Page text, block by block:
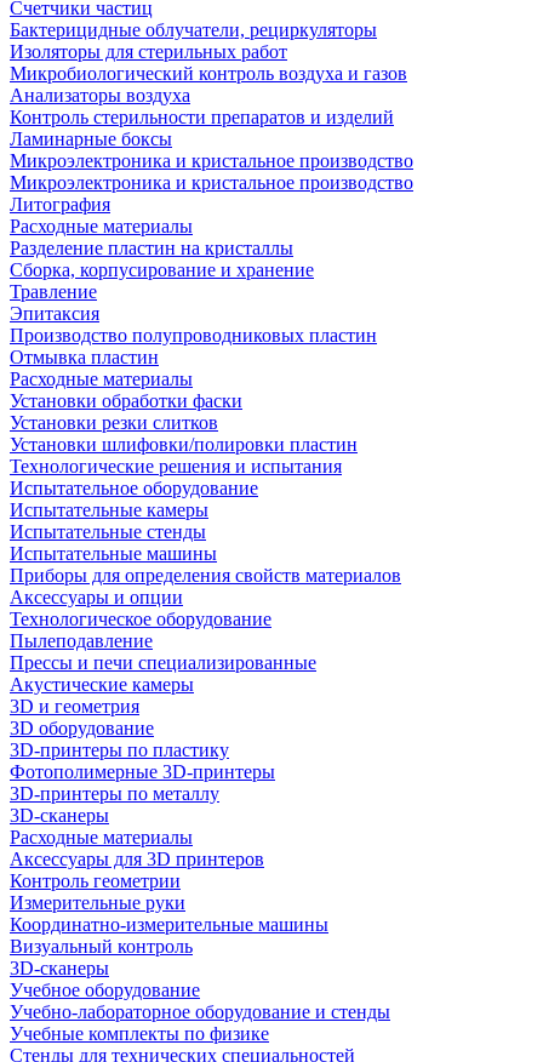
Счетчики частиц
Бактерицидные облучатели, рециркуляторы
Изоляторы для стерильных работ
Микробиологический контроль воздуха и газов
Анализаторы воздуха
Контроль стерильности препаратов и изделий
Ламинарные боксы
Микроэлектроника и кристальное производство
Микроэлектроника и кристальное производство
Литография
Расходные материалы
Разделение пластин на кристаллы
Сборка, корпусирование и хранение
Травление
Эпитаксия
Производство полупроводниковых пластин
Отмывка пластин
Расходные материалы
Установки обработки фаски
Установки резки слитков
Установки шлифовки/полировки пластин
Технологические решения и испытания
Испытательное оборудование
Испытательные камеры
Испытательные стенды
Испытательные машины
Приборы для определения свойств материалов
Аксессуары и опции
Технологическое оборудование
Пылеподавление
Прессы и печи специализированные
Акустические камеры
3D и геометрия
3D оборудование
3D-принтеры по пластику
Фотополимерные 3D-принтеры
3D-принтеры по металлу
3D-сканеры
Расходные материалы
Аксессуары для 3D принтеров
Контроль геометрии
Измерительные руки
Координатно-измерительные машины
Визуальный контроль
3D-сканеры
Учебное оборудование
Учебно-лабораторное оборудование и стенды
Учебные комплекты по физике
Стенды для технических специальностей